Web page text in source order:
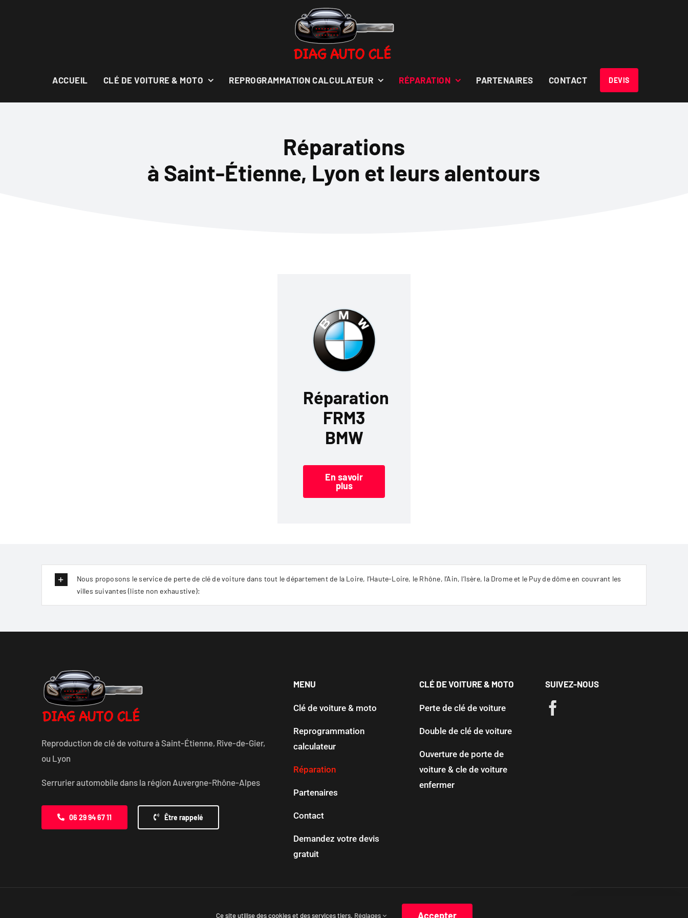
ACCUEIL CLÉ DE VOITURE & MOTO REPROGRAMMATION CALCULATEUR RÉPARATION PARTENAIRES CONTACT DEVIS
Réparations
à Saint-Étienne, Lyon et leurs alentours
Réparation
FRM3
BMW
En savoir
plus
Nous proposons le service de perte de clé de voiture dans tout le département de la Loire, l’Haute-Loire, le Rhône, l’Ain, l’Isère, la Drome et le Puy de dôme en couvrant les
villes suivantes (liste non exhaustive):
Reproduction de clé de voiture à Saint-Étienne, Rive-de-Gier,
ou Lyon
Serrurier automobile dans la région Auvergne-Rhône-Alpes
06 29 94 67 11 Être rappelé
MENU
Clé de voiture & moto
Reprogrammation
calculateur
Réparation
Partenaires
Contact
Demandez votre devis
gratuit
CLÉ DE VOITURE & MOTO
Perte de clé de voiture
Double de clé de voiture
Ouverture de porte de
voiture & cle de voiture
enfermer
SUIVEZ-NOUS
© Tous droits réservés 2025 | Diag Auto Clé à Saint-Étienne Rive-de-Gier Lyon | Mentions légales
Ce site utilise des cookies et des services tiers. Réglages Accepter